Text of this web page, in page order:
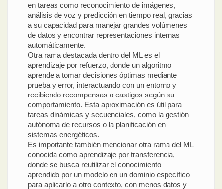
en tareas como reconocimiento de imágenes,
análisis de voz y predicción en tiempo real, gracias
a su capacidad para manejar grandes volúmenes
de datos y encontrar representaciones internas
automáticamente.
Otra rama destacada dentro del ML es el
aprendizaje por refuerzo, donde un algoritmo
aprende a tomar decisiones óptimas mediante
prueba y error, interactuando con un entorno y
recibiendo recompensas o castigos según su
comportamiento. Esta aproximación es útil para
tareas dinámicas y secuenciales, como la gestión
autónoma de recursos o la planificación en
sistemas energéticos.
Es importante también mencionar otra rama del ML
conocida como aprendizaje por transferencia,
donde se busca reutilizar el conocimiento
aprendido por un modelo en un dominio específico
para aplicarlo a otro contexto, con menos datos y